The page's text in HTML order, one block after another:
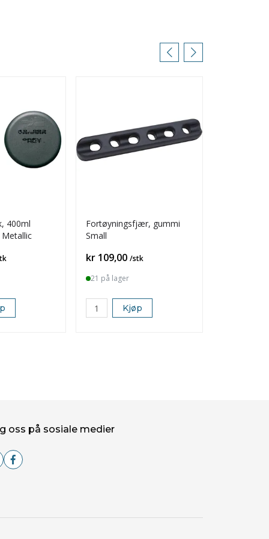
400ml
Metallic
Fortøyningsfjær, gummi
Small
Pris
kr 109,00 /stk
21 på lager
Kjøp
oss på sosiale medier